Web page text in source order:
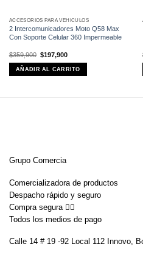
ACCESORIOS PARA VEHÍCULOS
2 Intercomunicadores Moto Q58 Max
Con Soporte Celular 360 Impermeable
$359,900 El
precio
original
era:
$359,900.
$197,900El
actual
es:
$197,900.
AÑADIR AL CARRITO
Grupo Comercia
Comercializadora de productos
Despacho rápido y seguro
Compra segura 👇🏼
Todos los medios de pago
Calle 14 # 19 -92 Local 112 Innovo,